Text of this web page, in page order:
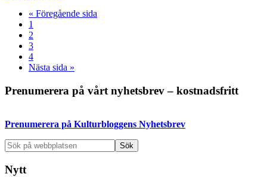
billyed
« Go
Föregående sida
Sida
1
Sida
2
Sida
3
Sida
4
Go
Nästa sida »
Primärt
Prenumerera på vårt nyhetsbrev – kostnadsfritt
Prenumerera på Kulturbloggens Nyhetsbrev
Sök
på
webbplatsen
Nytt